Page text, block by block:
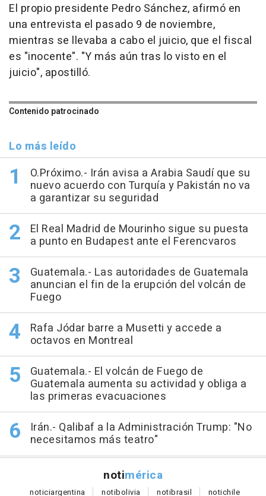
El propio presidente Pedro Sánchez, afirmó en
una entrevista el pasado 9 de noviembre,
mientras se llevaba a cabo el juicio, que el fiscal
es "inocente". "Y más aún tras lo visto en el
juicio", apostilló.
Contenido patrocinado
Lo más leído
O.Próximo.- Irán avisa a Arabia Saudí que su
nuevo acuerdo con Turquía y Pakistán no va
a garantizar su seguridad
El Real Madrid de Mourinho sigue su puesta
a punto en Budapest ante el Ferencvaros
Guatemala.- Las autoridades de Guatemala
anuncian el fin de la erupción del volcán de
Fuego
Rafa Jódar barre a Musetti y accede a
octavos en Montreal
Guatemala.- El volcán de Fuego de
Guatemala aumenta su actividad y obliga a
las primeras evacuaciones
Irán.- Qalibaf a la Administración Trump: "No
necesitamos más teatro"
notimérica
noticiargentina notibolivia notibrasil notichile